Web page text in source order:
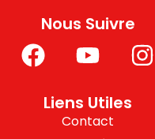
Nous Suivre
Liens Utiles
Contact